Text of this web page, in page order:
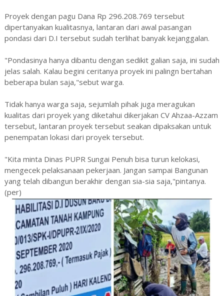
Proyek dengan pagu Dana Rp 296.208.769 tersebut
dipertanyakan kualitasnya, lantaran dari awal pasangan
pondasi dari D.I tersebut sudah terlihat banyak kejanggalan.
"Pondasinya hanya dibantu dengan sedikit galian saja, ini sudah
jelas salah. Kalau begini ceritanya proyek ini palingn bertahan
beberapa bulan saja,"sebut warga.
Tidak hanya warga saja, sejumlah pihak juga meragukan
kualitas dari proyek yang diketahui dikerjakan CV Ahzaa-Azzam
tersebut, lantaran proyek tersebut seakan dipaksakan untuk
penempatan lokasi dari proyek tersebut.
"Kita minta Dinas PUPR Sungai Penuh bisa turun kelokasi,
mengecek pelaksanaan pekerjaan. Jangan sampai Bangunan
yang telah dibangun berakhir dengan sia-sia saja,"pintanya.
(per)